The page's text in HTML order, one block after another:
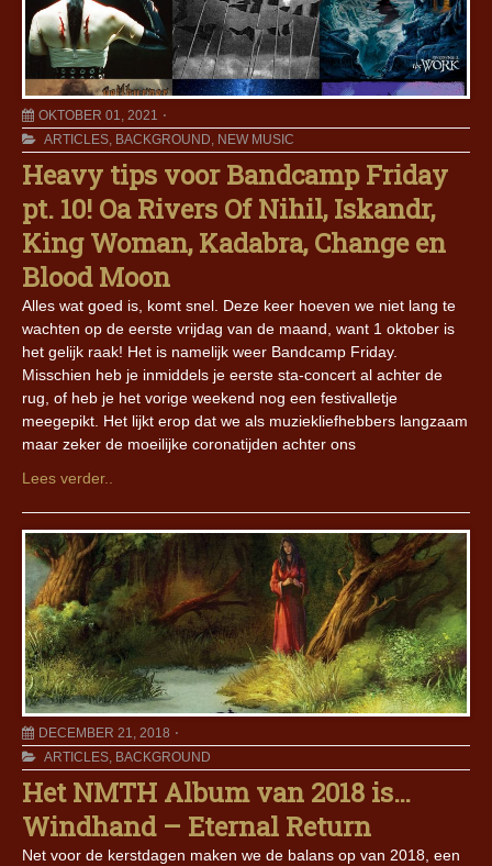
OKTOBER 01, 2021
ARTICLES, BACKGROUND, NEW MUSIC
Heavy tips voor Bandcamp Friday
pt. 10! Oa Rivers Of Nihil, Iskandr,
King Woman, Kadabra, Change en
Blood Moon
Alles wat goed is, komt snel. Deze keer hoeven we niet lang te
wachten op de eerste vrijdag van de maand, want 1 oktober is
het gelijk raak! Het is namelijk weer Bandcamp Friday.
Misschien heb je inmiddels je eerste sta-concert al achter de
rug, of heb je het vorige weekend nog een festivalletje
meegepikt. Het lijkt erop dat we als muziekliefhebbers langzaam
maar zeker de moeilijke coronatijden achter ons
Lees verder..
DECEMBER 21, 2018
ARTICLES, BACKGROUND
Het NMTH Album van 2018 is…
Windhand – Eternal Return
Net voor de kerstdagen maken we de balans op van 2018, een